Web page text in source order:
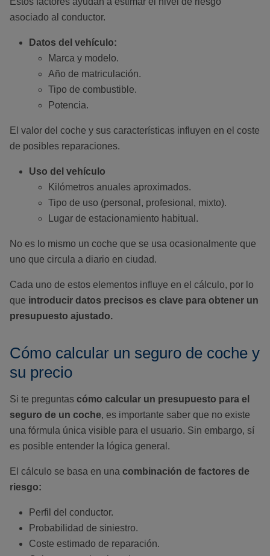
asociado al conductor.
Datos del vehículo:
Marca y modelo.
Año de matriculación.
Tipo de combustible.
Potencia.
El valor del coche y sus características influyen en el coste
de posibles reparaciones.
Uso del vehículo
Kilómetros anuales aproximados.
Tipo de uso (personal, profesional, mixto).
Lugar de estacionamiento habitual.
No es lo mismo un coche que se usa ocasionalmente que
uno que circula a diario en ciudad.
Cada uno de estos elementos influye en el cálculo, por lo
que introducir datos precisos es clave para obtener un
presupuesto ajustado.
Cómo calcular un seguro de coche y
su precio
Si te preguntas cómo calcular un presupuesto para el
seguro de un coche, es importante saber que no existe
una fórmula única visible para el usuario. Sin embargo, sí
es posible entender la lógica general.
El cálculo se basa en una combinación de factores de
riesgo:
Perfil del conductor.
Probabilidad de siniestro.
Coste estimado de reparación.